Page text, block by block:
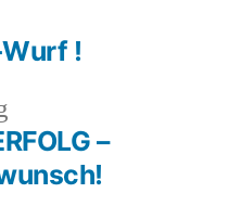
Beitrag:–
!